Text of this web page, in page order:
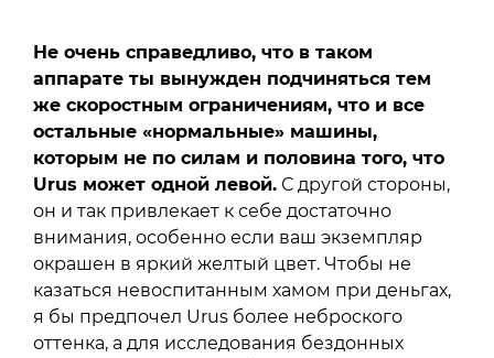
Не очень справедливо, что в таком
аппарате ты вынужден подчиняться тем
же скоростным ограничениям, что и все
остальные «нормальные» машины,
которым не по силам и половина того, что
Urus может одной левой. С другой стороны,
он и так привлекает к себе достаточно
внимания, особенно если ваш экземпляр
окрашен в яркий желтый цвет. Чтобы не
казаться невоспитанным хамом при деньгах,
я бы предпочел Urus более неброского
оттенка, а для исследования бездонных